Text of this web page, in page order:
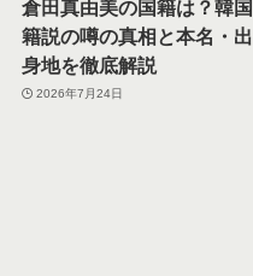
倉田真由美の国籍は？韓国
籍説の噂の真相と本名・出
身地を徹底解説
2026年7月24日